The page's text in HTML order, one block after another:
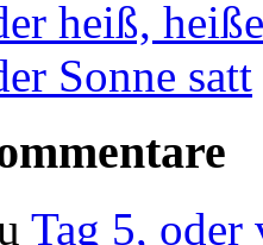
heiß,
Sonne satt
Tag 5, oder